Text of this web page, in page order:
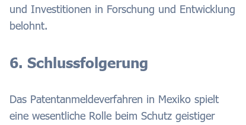
und Investitionen in Forschung und Entwicklung
belohnt.
6. Schlussfolgerung
Das Patentanmeldeverfahren in Mexiko spielt
eine wesentliche Rolle beim Schutz geistiger